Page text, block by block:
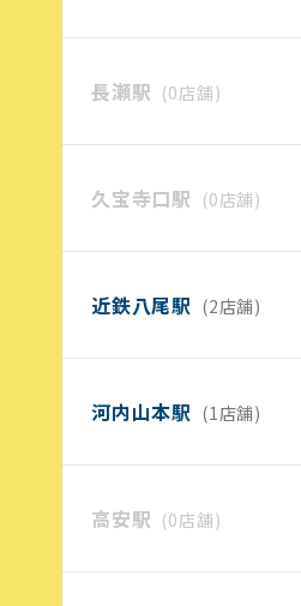
長瀬駅 (0店舗)
久宝寺口駅 (0店舗)
近鉄八尾駅 (2店舗)
河内山本駅 (1店舗)
高安駅 (0店舗)